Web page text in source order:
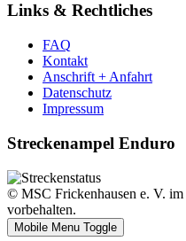
Links & Rechtliches
FAQ
Kontakt
Anschrift + Anfahrt
Datenschutz
Impressum
Streckenampel Enduro
© MSC Frickenhausen e. V.
vorbehalten.
Mobile Menu Toggle